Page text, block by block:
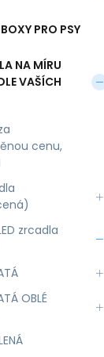
PRO PSY
NA MÍRU
VAŠÍCH
cenu,
zrcadla
OBLÉ